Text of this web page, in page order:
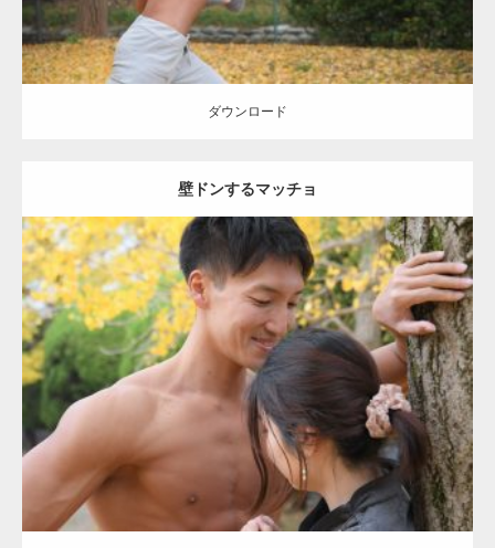
ダウンロード
壁ドンするマッチョ
Update: 2021.07.8
Category:公園のマッチョ その他 AKIHITO(細マッチョ) 大胸筋 肩 腹
筋
ダウンロード
【YouTube】マッチョフリー素材メンバーが
ギネス世界記録…